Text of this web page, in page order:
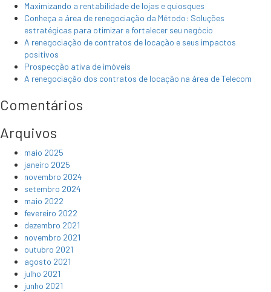
Maximizando a rentabilidade de lojas e quiosques
Conheça a área de renegociação da Método: Soluções
estratégicas para otimizar e fortalecer seu negócio
A renegociação de contratos de locação e seus impactos
positivos
Prospecção ativa de imóveis
A renegociação dos contratos de locação na área de Telecom
Comentários
Arquivos
maio 2025
janeiro 2025
novembro 2024
setembro 2024
maio 2022
fevereiro 2022
dezembro 2021
novembro 2021
outubro 2021
agosto 2021
julho 2021
junho 2021